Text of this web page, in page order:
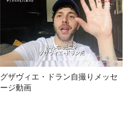
グザヴィエ・ドラン自撮りメッセ
ージ動画